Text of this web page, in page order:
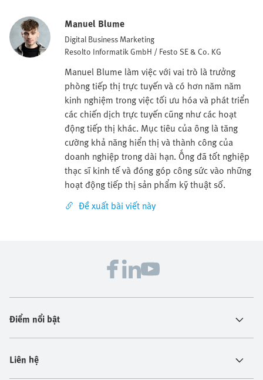
Manuel Blume
Digital Business Marketing
Resolto Informatik GmbH / Festo SE & Co. KG
Manuel Blume làm việc với vai trò là trưởng
phòng tiếp thị trực tuyến và có hơn năm năm
kinh nghiệm trong việc tối ưu hóa và phát triển
các chiến dịch trực tuyến cũng như các hoạt
động tiếp thị khác. Mục tiêu của ông là tăng
cường khả năng hiển thị và thành công của
doanh nghiệp trong dài hạn. Ống đã tốt nghiệp
thạc sĩ kinh tế và đóng góp công sức vào những
hoạt động tiếp thị sản phẩm kỹ thuật số.
Đề xuất bài viết này
Điểm nổi bật
Liên hệ